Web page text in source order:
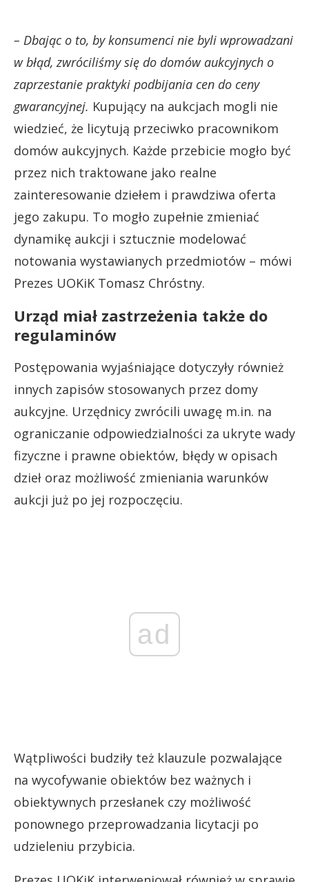
– Dbając o to, by konsumenci nie byli wprowadzani
w błąd, zwróciliśmy się do domów aukcyjnych o
zaprzestanie praktyki podbijania cen do ceny
gwarancyjnej. Kupujący na aukcjach mogli nie
wiedzieć, że licytują przeciwko pracownikom
domów aukcyjnych. Każde przebicie mogło być
przez nich traktowane jako realne
zainteresowanie dziełem i prawdziwa oferta
jego zakupu. To mogło zupełnie zmieniać
dynamikę aukcji i sztucznie modelować
notowania wystawianych przedmiotów – mówi
Prezes UOKiK Tomasz Chróstny.
Urząd miał zastrzeżenia także do
regulaminów
Postępowania wyjaśniające dotyczyły również
innych zapisów stosowanych przez domy
aukcyjne. Urzędnicy zwrócili uwagę m.in. na
ograniczanie odpowiedzialności za ukryte wady
fizyczne i prawne obiektów, błędy w opisach
dzieł oraz możliwość zmieniania warunków
aukcji już po jej rozpoczęciu.
ad
Wątpliwości budziły też klauzule pozwalające
na wycofywanie obiektów bez ważnych i
obiektywnych przesłanek czy możliwość
ponownego przeprowadzania licytacji po
udzieleniu przybicia.